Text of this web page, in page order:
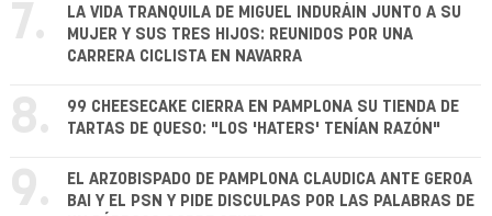
7.
LA VIDA TRANQUILA DE MIGUEL INDURÁIN JUNTO A SU
MUJER Y SUS TRES HIJOS: REUNIDOS POR UNA
CARRERA CICLISTA EN NAVARRA
8.
99 CHEESECAKE CIERRA EN PAMPLONA SU TIENDA DE
TARTAS DE QUESO: "LOS 'HATERS' TENÍAN RAZÓN"
9.
EL ARZOBISPADO DE PAMPLONA CLAUDICA ANTE GEROA
BAI Y EL PSN Y PIDE DISCULPAS POR LAS PALABRAS DE